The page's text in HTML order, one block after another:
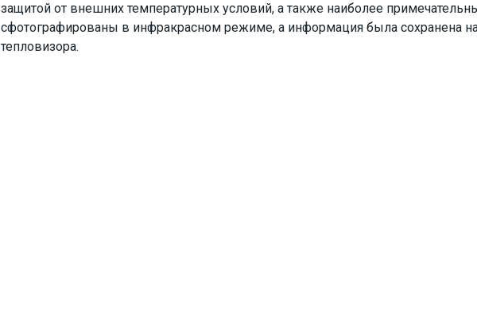
защитой от внешних температурных условий, а также наиболее
сфотографированы в инфракрасном режиме, а информация была сохранена на
тепловизора.